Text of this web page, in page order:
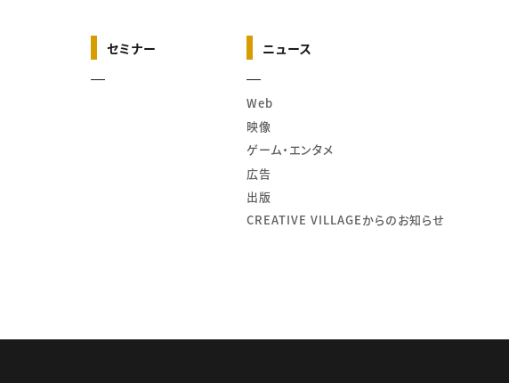
セミナー ニュース
Web
映像
ゲーム・エンタメ
広告
出版
CREATIVE VILLAGEからのお知らせ